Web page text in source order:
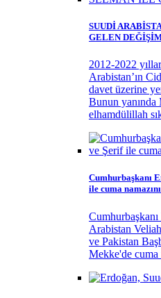
SUUDİ
GELEN
2012-2022
Arabistan’ın
davet üzerine
Bunun
elhamdülillah
Cumhurbaşkanı
ile cuma
Arabistan
ve Pakistan
Mekke'de cuma